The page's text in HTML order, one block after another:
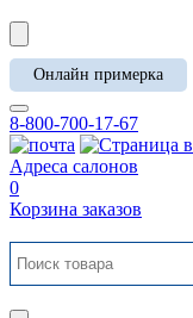
Онлайн примерка
8-800-700-17-67
Адреса салонов
0
Корзина заказов